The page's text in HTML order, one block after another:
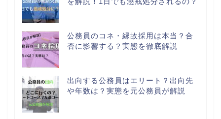
公務員のコネ・縁故採用は本当？合
否に影響する？実態を徹底解説
出向する公務員はエリート？出向先
や年数は？実態を元公務員が解説